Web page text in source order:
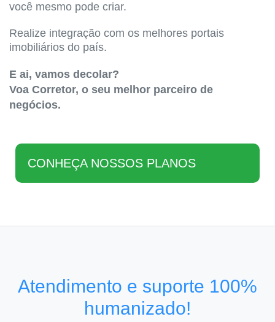
você mesmo pode criar.
Realize integração com os melhores portais
imobiliários do país.
E ai, vamos decolar?
Voa Corretor, o seu melhor parceiro de
negócios.
CONHEÇA NOSSOS PLANOS
Atendimento e suporte 100%
humanizado!